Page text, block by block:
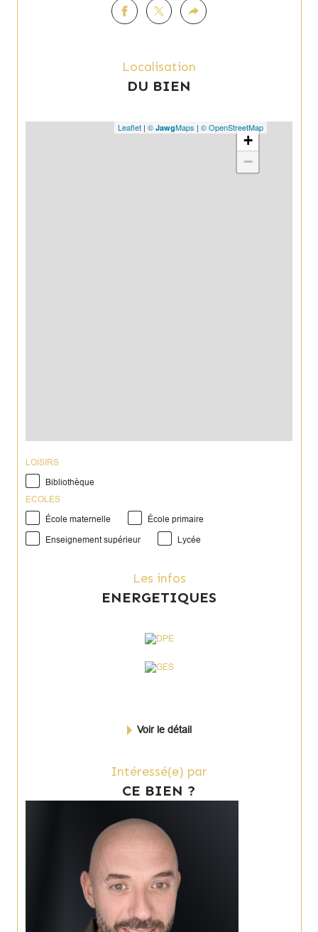
Localisation
DU BIEN
+
−
Leaflet | © JawgMaps | © OpenStreetMap
LOISIRS
Bibliothèque
ECOLES
École maternelle
École primaire
Enseignement supérieur Lycée
Les infos
ENERGETIQUES
Voir le détail
Intéressé(e) par
CE BIEN ?